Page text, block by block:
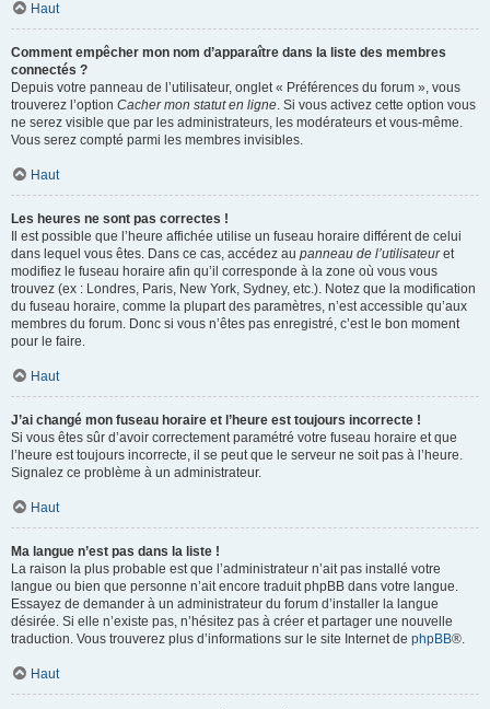
Haut
Comment empêcher mon nom d’apparaître dans la liste des membres
connectés ?
Depuis votre panneau de l’utilisateur, onglet « Préférences du forum », vous
trouverez l’option Cacher mon statut en ligne. Si vous activez cette option vous
ne serez visible que par les administrateurs, les modérateurs et vous-même.
Vous serez compté parmi les membres invisibles.
Haut
Les heures ne sont pas correctes !
Il est possible que l’heure affichée utilise un fuseau horaire différent de celui
dans lequel vous êtes. Dans ce cas, accédez au panneau de l’utilisateuret
modifiez le fuseau horaire afin qu’il corresponde à la zone où vous vous
trouvez (ex : Londres, Paris, New York, Sydney, etc.). Notez que la modification
du fuseau horaire, comme la plupart des paramètres, n’est accessible qu’aux
membres du forum. Donc si vous n’êtes pas enregistré, c’est le bon moment
pour le faire.
Haut
J’ai changé mon fuseau horaire et l’heure est toujours incorrecte !
Si vous êtes sûr d’avoir correctement paramétré votre fuseau horaire et que
l’heure est toujours incorrecte, il se peut que le serveur ne soit pas à l’heure.
Signalez ce problème à un administrateur.
Haut
Ma langue n’est pas dans la liste !
La raison la plus probable est que l’administrateur n’ait pas installé votre
langue ou bien que personne n’ait encore traduit phpBB dans votre langue.
Essayez de demander à un administrateur du forum d’installer la langue
désirée. Si elle n’existe pas, n’hésitez pas à créer et partager une nouvelle
traduction. Vous trouverez plus d’informations sur le site Internet de phpBB®.
Haut